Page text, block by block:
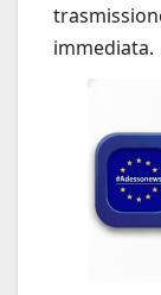
immediata.